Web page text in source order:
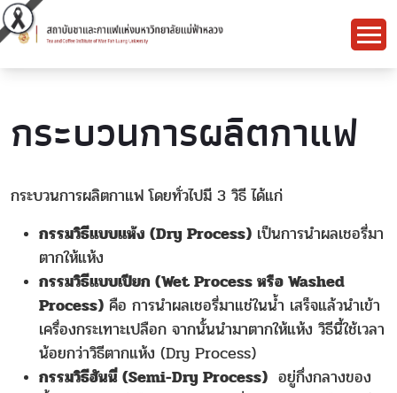
กระบวนการผลิตกาแฟ
กระบวนการผลิตกาแฟ โดยทั่วไปมี 3 วิธี ได้แก่
กรรมวิธีแบบแห้ง (Dry Process) เป็นการนำผลเชอรี่มา
ตากให้แห้ง
กรรมวิธีแบบเปียก (Wet Process หรือ Washed
Process) คือ การนำผลเชอรี่มาแช่ในน้ำ เสร็จแล้วนำเข้า
เครื่องกระเทาะเปลือก จากนั้นนำมาตากให้แห้ง วิธีนี้ใช้เวลา
น้อยกว่าวิธีตากแห้ง (Dry Process)
กรรมวิธีฮันนี่ (Semi-Dry Process) อยู่กึ่งกลางของ